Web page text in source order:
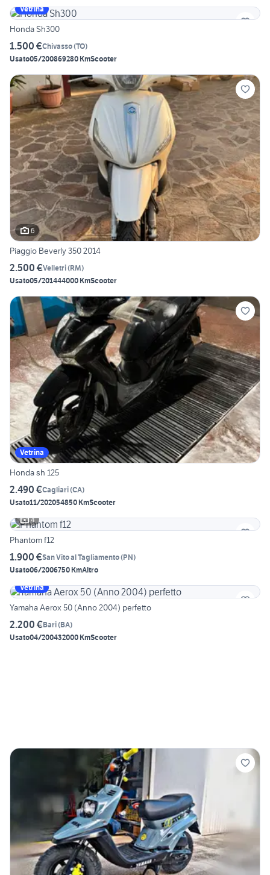
Vetrina
Honda Sh300
1.500 €Chivasso(TO)
Usato05/200869280 KmScooter
6
Piaggio Beverly 350 2014
2.500 €Velletri(RM)
Usato05/201444000 KmScooter
Vetrina
Honda sh 125
2.490 €Cagliari(CA)
Usato11/202054850 KmScooter
4
Phantom f12
1.900 €San Vito al Tagliamento(PN)
Usato06/2006750 KmAltro
Vetrina
Yamaha Aerox 50 (Anno 2004) perfetto
2.200 €Bari(BA)
Usato04/200432000 KmScooter